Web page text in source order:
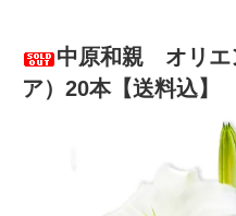
中原和親 オリエ
ア）20本【送料込】